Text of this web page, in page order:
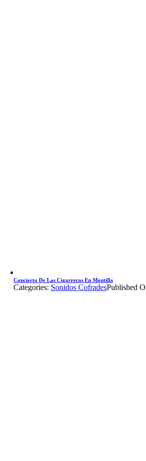
Concierto De Las Cigarreras En Montilla
Categories: Sonidos CofradesPublished